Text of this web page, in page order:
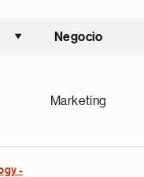
Ordenar
Negocio
Marketing
-